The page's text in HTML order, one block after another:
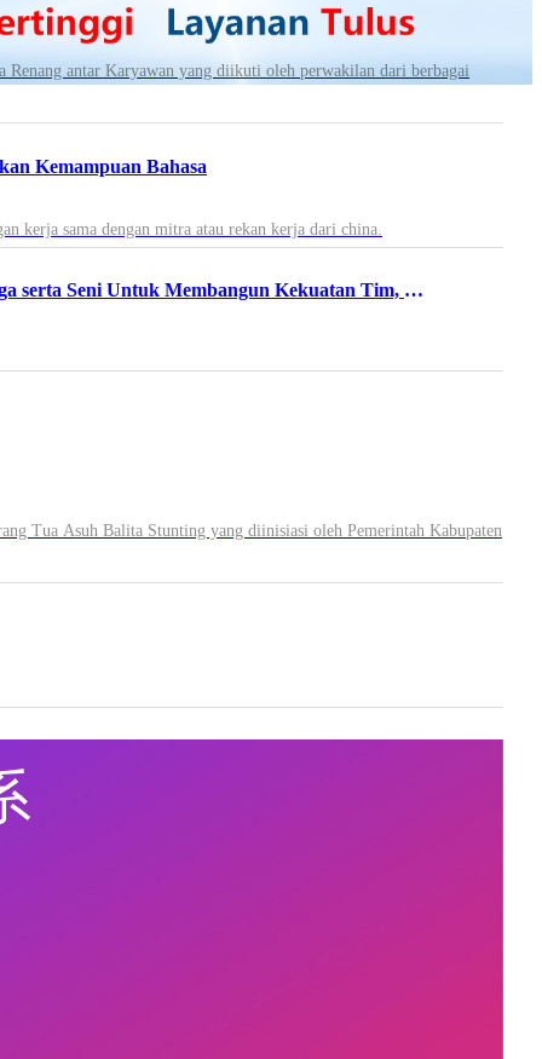
Renang antar Karyawan yang diikuti oleh perwakilan dari berbagai
Kemampuan Bahasa
kerja sama dengan mitra atau rekan kerja dari china.
PT Conch North Sulawesi Cement Terus Meningkatkan Kepedulian terhadap Karyawan dan Pengembangan Kegiatan Olahraga serta Seni Untuk Membangun Kekuatan Tim, Menciptakan Perusahaan yang Harmonis
Tua Asuh Balita Stunting yang diinisiasi oleh Pemerintah Kabupaten